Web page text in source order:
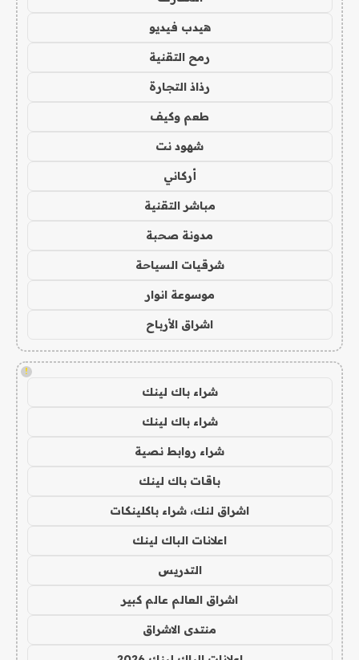
هيدب فيديو
رمح التقنية
رذاذ التجارة
طعم وكيف
شهود نت
أركاني
مباشر التقنية
مدونة صحبة
شرقيات السياحة
موسوعة انوار
اشراق الأرباح
!
شراء باك لينك
شراء باك لينك
شراء روابط نصية
باقات باك لينك
اشراق لنك، شراء باكلينكات
اعلانات الباك لينك
التدريس
اشراق العالم عالم كبير
منتدى الاشراق